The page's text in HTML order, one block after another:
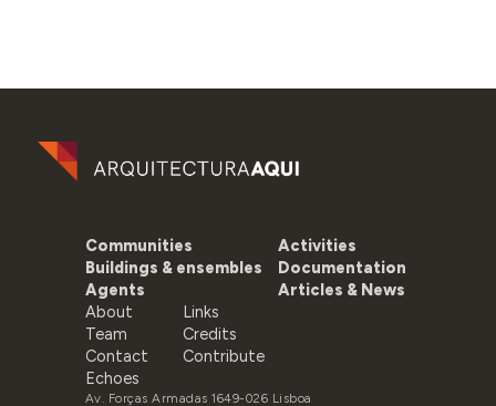
Communities
Buildings & ensembles
Agents
Activities
Documentation
Articles & News
About
Team
Contact
Echoes
Links
Credits
Contribute
Av. Forças Armadas 1649-026 Lisboa